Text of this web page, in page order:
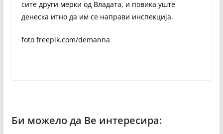
сите други мерки од Владата, и повика уште
денеска итно да им се направи инспекција.
foto freepik.com/demanna